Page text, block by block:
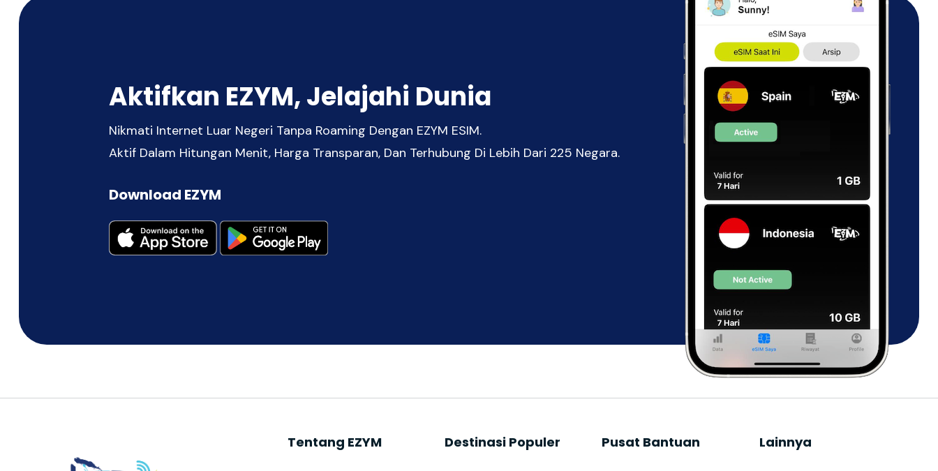
Aktifkan EZYM, Jelajahi Dunia
Nikmati Internet Luar Negeri Tanpa Roaming Dengan EZYM ESIM.
Aktif Dalam Hitungan Menit, Harga Transparan, Dan Terhubung Di Lebih Dari 225 Negara.
Download EZYM
Tentang EZYM ⁠Destinasi Populer Pusat Bantuan Lainnya